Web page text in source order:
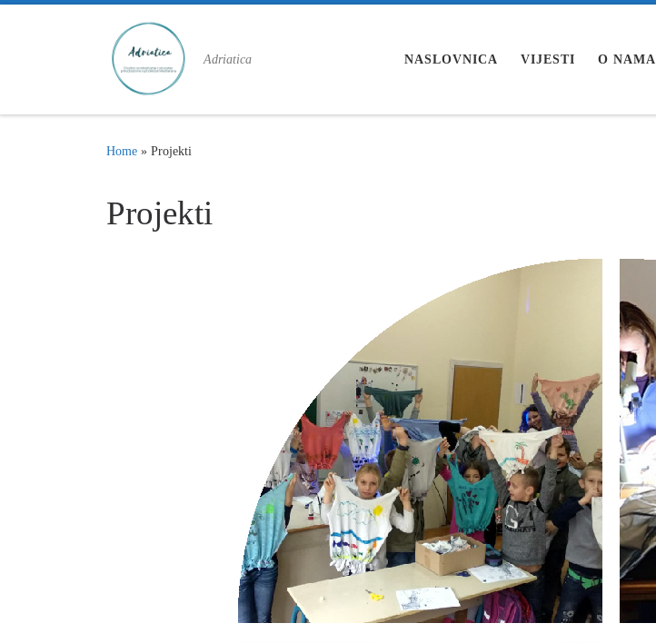
Adriatica NASLOVNICA VIJESTI O NAMA
Home » Projekti
Projekti